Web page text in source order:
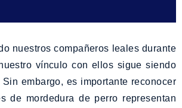
nuestros compañeros leales durante
vínculo con ellos sigue siendo
embargo, es importante reconocer
de mordedura de perro representan